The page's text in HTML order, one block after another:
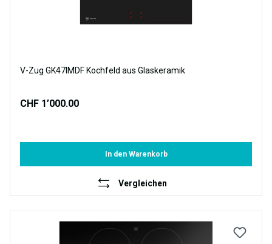
V-Zug GK47IMDF Kochfeld aus Glaskeramik
CHF 1’000.00
In den Warenkorb
Vergleichen